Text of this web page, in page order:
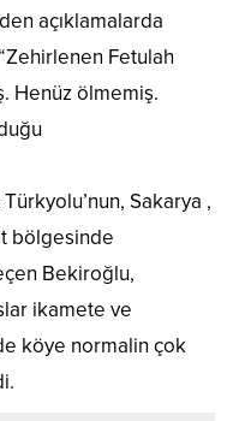
açıklamalarda
Fetulah
Henüz ölmemiş.
Sakarya ,
bölgesinde
Bekiroğlu,
ikamete ve
köye normalin çok